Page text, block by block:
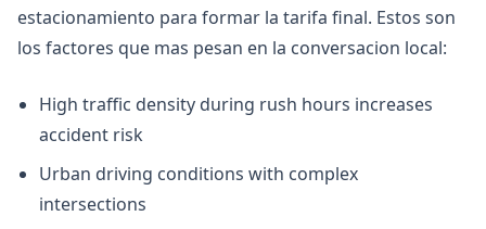
estacionamiento para formar la tarifa final. Estos son
los factores que mas pesan en la conversacion local:
High traffic density during rush hours increases
accident risk
Urban driving conditions with complex
intersections